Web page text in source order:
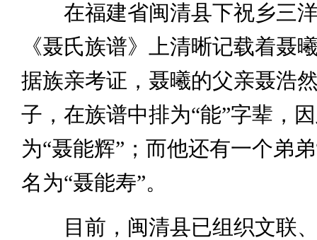
在福建省闽清县下祝乡三洋
《聂氏族谱》上清晰记载着聂
据族亲考证，聂曦的父亲聂浩
子，在族谱中排为“能”字辈，
为“聂能辉”；而他还有一个弟
名为“聂能寿”。
目前，闽清县已组织文联、